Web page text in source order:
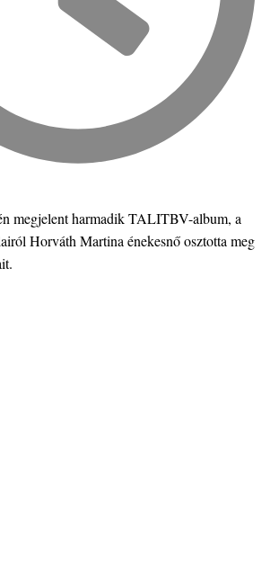
megjelent harmadik TALITBV-album, a
Horváth Martina énekesnő osztotta meg